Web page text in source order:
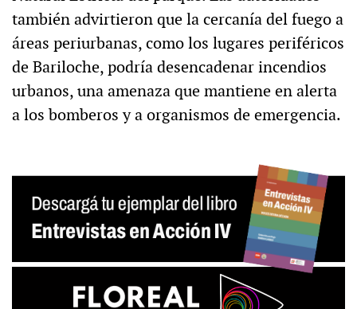
también advirtieron que la cercanía del fuego a
áreas periurbanas, como los lugares periféricos
de Bariloche, podría desencadenar incendios
urbanos, una amenaza que mantiene en alerta
a los bomberos y a organismos de emergencia.